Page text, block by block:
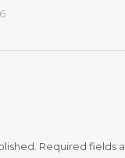
Required fields